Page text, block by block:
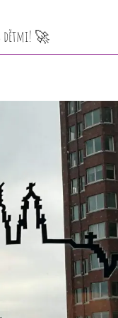
dětmi! 🚀